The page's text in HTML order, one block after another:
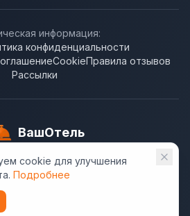
информация:
конфиденциальности
CookieПравила отзывов
Рассылки
ВашОтель
отелей". ВашОтель.RU
за достоверность
гостиницами.
cookie для улучшения
Подробнее